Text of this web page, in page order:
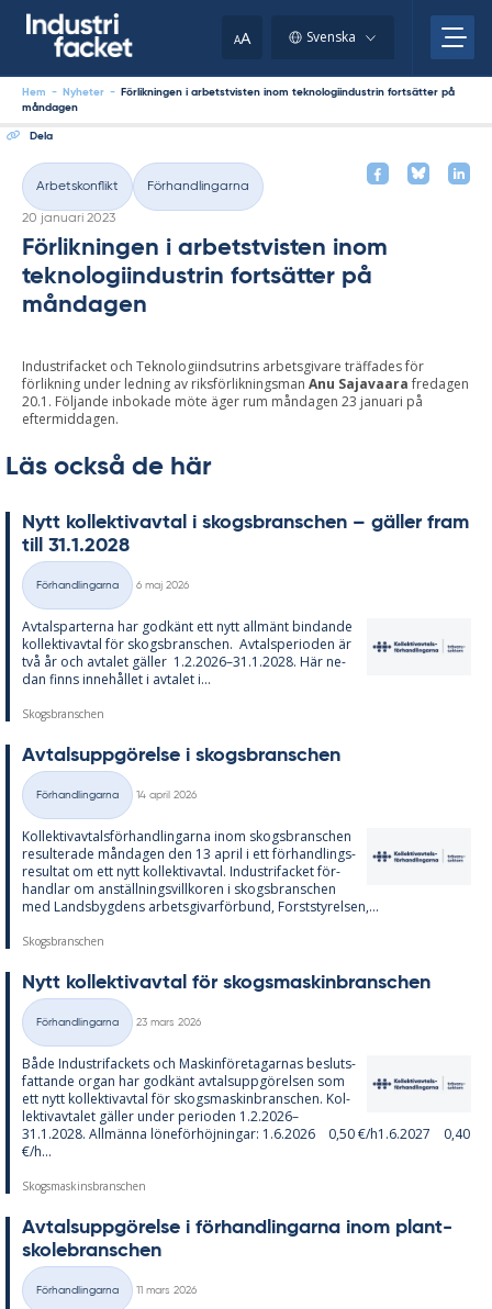
AA Svenska
Hem - Nyheter -
Förlikningen i arbetstvisten inom teknologiindustrin fortsätter på
måndagen
Dela
Kategorier
Arbetskonflikt Förhandlingarna
Skriven
20 januari 2023
Förlikningen i arbetstvisten inom
teknologiindustrin fortsätter på
måndagen
Industrifacket och Teknologiindsutrins arbetsgivare träffades för
förlikning under ledning av riksförlikningsman Anu Sajavaarafredagen
20.1. Följande inbokade möte äger rum måndagen 23 januari på
eftermiddagen.
Läs också de här
Nytt kol­lek­tivav­tal i skogs­branschen – gäl­ler fram
till 31.1.2028
Kategorier
Förhandlingarna
6 maj 2026
Av­tals­par­ter­na har god­känt ett nytt all­mänt bin­dan­de
kol­lek­tivav­tal för skogs­branschen. Av­tal­s­pe­ri­o­den är
två år och av­ta­let gäl­ler 1.2.2026–31.1.2028. Här ne­
dan fin­ns in­ne­hål­let i av­ta­let i...
Skogsbranschen
Av­tals­upp­gö­rel­se i skogs­branschen
Kategorier
Förhandlingarna
14 april 2026
Kol­lek­tivav­tals­för­hand­ling­ar­na inom skogs­branschen
re­sul­te­ra­de mån­da­gen den 13 april i ett för­hand­lings­
re­sul­tat om ett nytt kol­lek­tivav­tal. In­du­stri­fac­ket för­
hand­lar om an­ställ­nings­vill­ko­ren i skogs­branschen
med Lands­byg­dens ar­bets­gi­var­för­bund, Forst­sty­rel­sen,...
Skogsbranschen
Nytt kol­lek­tivav­tal för skogs­ma­skin­branschen
Kategorier
Förhandlingarna
23 mars 2026
Både In­du­stri­fac­kets och Ma­skin­fö­re­ta­gar­nas be­sluts­
fat­tan­de or­gan har god­känt av­tals­upp­gö­rel­sen som
ett nytt kol­lek­tivav­tal för skogs­ma­skin­branschen. Kol­
lek­tivav­ta­let gäl­ler un­der pe­ri­o­den 1.2.2026–
31.1.2028. All­män­na lö­ne­för­höj­ning­ar: 1.6.2026 0,50 €/h1.6.2027 0,40
€/h...
Skogsmaskinsbranschen
Av­tals­upp­gö­rel­se i för­hand­ling­ar­na inom plant­
sko­lebranschen
Kategorier
Förhandlingarna
11 mars 2026